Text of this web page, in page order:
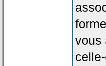
vous